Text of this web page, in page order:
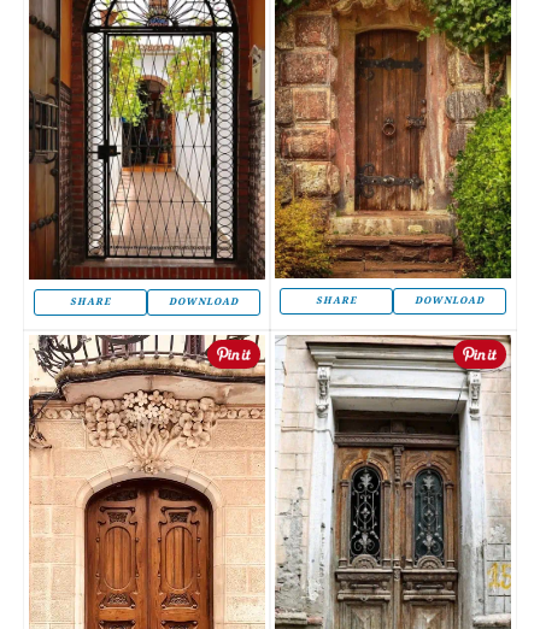
SHARE DOWNLOAD SHARE DOWNLOAD